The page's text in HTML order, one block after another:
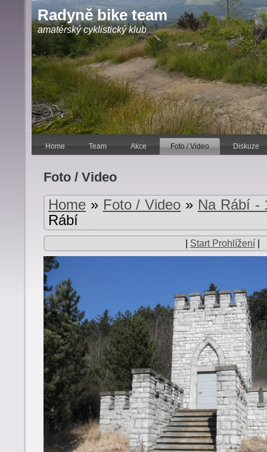
Radyně bike team
amatérský cyklistický klub
Home Team Akce Foto / Video Diskuze
Foto / Video
Home » Foto / Video » Na Rábí -
Rábí
Start Prohlížení|